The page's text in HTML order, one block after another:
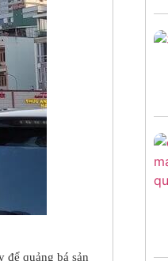
để quảng bá sản